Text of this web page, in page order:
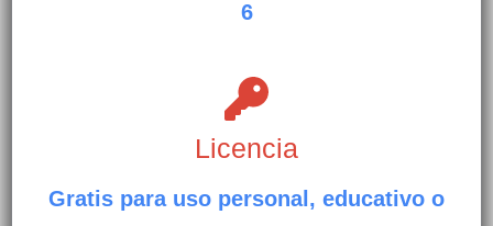
6
Licencia
Gratis para uso personal, educativo o